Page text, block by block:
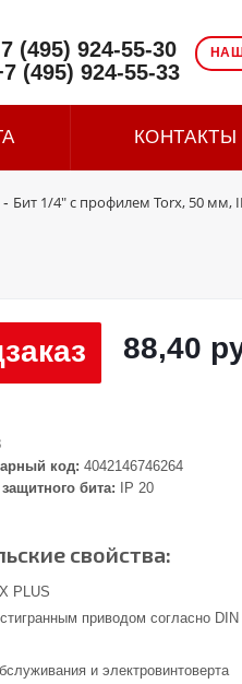
(495) 924-55-30
(495) 924-55-33
КОНТАКТЫ
- Бит 1/4" с профилем Torx, 50 мм,
88,40
код: 4042146746264
бита: IP 20
свойства:
PLUS
приводом согласно
и электровинтоверта